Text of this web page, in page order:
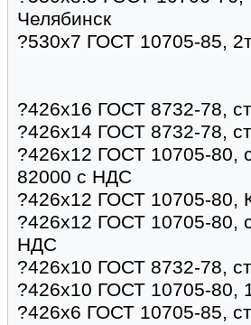
Челябинск
?530х7 ГОСТ 10705-85,
?426х16 ГОСТ 8732-78,
?426х14 ГОСТ 8732-78,
?426х12 ГОСТ 10705-80,
82000 с НДС
?426х12 ГОСТ 10705-80,
?426х12 ГОСТ 10705-80,
НДС
?426х10 ГОСТ 8732-78,
?426х10 ГОСТ 10705-80,
?426х6 ГОСТ 10705-85,